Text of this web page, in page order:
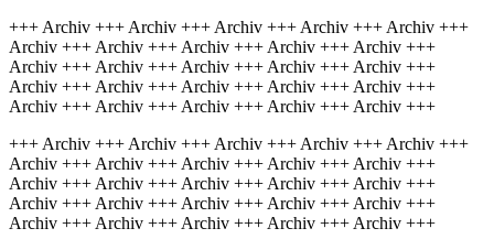
+++ Archiv +++ Archiv +++ Archiv +++ Archiv +++ Archiv +++
Archiv +++ Archiv +++ Archiv +++ Archiv +++ Archiv +++
Archiv +++ Archiv +++ Archiv +++ Archiv +++ Archiv +++
Archiv +++ Archiv +++ Archiv +++ Archiv +++ Archiv +++
Archiv +++ Archiv +++ Archiv +++ Archiv +++ Archiv +++
+++ Archiv +++ Archiv +++ Archiv +++ Archiv +++ Archiv +++
Archiv +++ Archiv +++ Archiv +++ Archiv +++ Archiv +++
Archiv +++ Archiv +++ Archiv +++ Archiv +++ Archiv +++
Archiv +++ Archiv +++ Archiv +++ Archiv +++ Archiv +++
Archiv +++ Archiv +++ Archiv +++ Archiv +++ Archiv +++